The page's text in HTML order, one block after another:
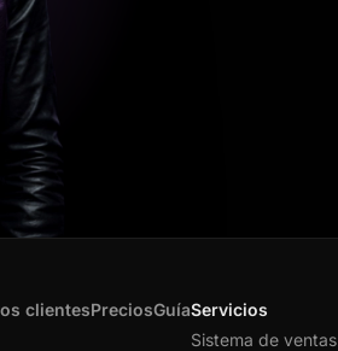
clientesPreciosGuíaServicios
Sistema de ventas